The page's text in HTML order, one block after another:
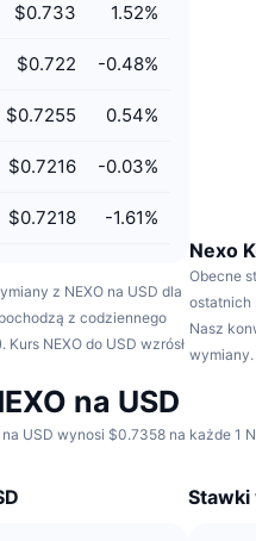
$0.733 1.52%
$0.722 -0.48%
$0.7255 0.54%
$0.7216 -0.03%
$0.7218 -1.61%
z NEXO na USD dla
z codziennego
NEXO do USD wzrósł
Nexo
Obecne
ostatnich
Nasz
wymiany.
na USD
USD wynosi $0.7358 na każde 1
Stawki